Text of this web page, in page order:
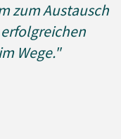
zum Austausch
Wege."